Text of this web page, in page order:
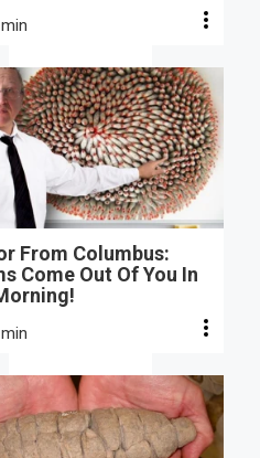
From Columbus:
Come Out Of You In